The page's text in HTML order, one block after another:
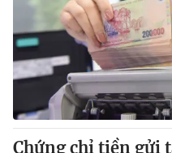
Thế giới
Tin tức
Thế giới đó đây
Câu chuyện quốc tế
Kinh tế
Tài chính
Thị trường
Dữ liệu và đời sống
Chứng chỉ tiền gửi